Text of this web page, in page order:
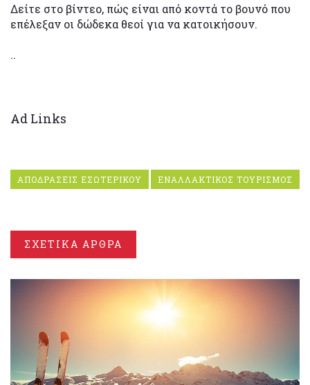
Δείτε στο βίντεο, πώς είναι από κοντά το βουνό που
επέλεξαν οι δώδεκα θεοί για να κατοικήσουν.
..
Ad Links
ΑΠΟΔΡΑΣΕΙΣ ΕΣΩΤΕΡΙΚΟΥ ΕΝΑΛΛΑΚΤΙΚΟΣ ΤΟΥΡΙΣΜΟΣ
ΣΧΕΤΙΚΑ ΑΡΘΡΑ